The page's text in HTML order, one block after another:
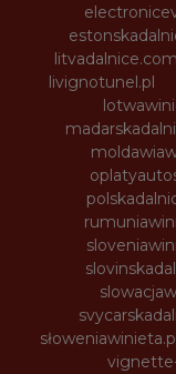
litvadalnice.com
livignotunel.pl